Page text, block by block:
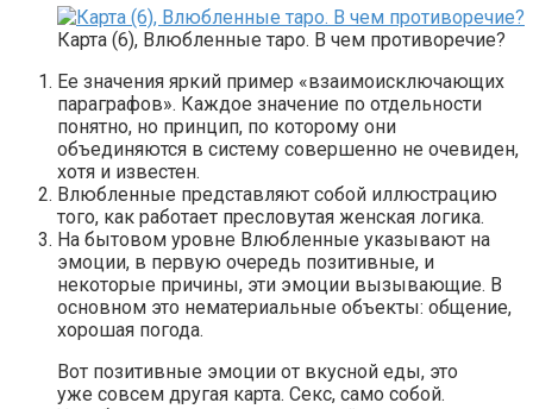
Карта (6), Влюбленные таро. В чем противоречие?
Ее значения яркий пример «взаимоисключающих
параграфов». Каждое значение по отдельности
понятно, но принцип, по которому они
объединяются в систему совершенно не очевиден,
хотя и известен.
Влюбленные представляют собой иллюстрацию
того, как работает пресловутая женская логика.
На бытовом уровне Влюбленные указывают на
эмоции, в первую очередь позитивные, и
некоторые причины, эти эмоции вызывающие. В
основном это нематериальные объекты: общение,
хорошая погода.
Вот позитивные эмоции от вкусной еды, это
уже совсем другая карта. Секс, само собой.